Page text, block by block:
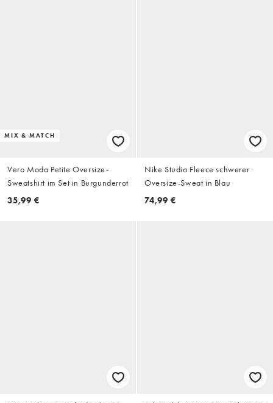
MIX & MATCH
Vero Moda Petite Oversize-
Sweatshirt im Set in Burgunderrot
35,99 €
Nike Studio Fleece schwerer
Oversize-Sweat in Blau
74,99 €